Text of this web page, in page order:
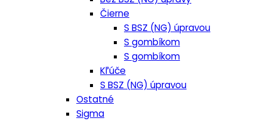
Čierne
S BSZ (NG) úpravou
S gombíkom
S gombíkom
Kľúče
S BSZ (NG) úpravou
Ostatné
Sigma